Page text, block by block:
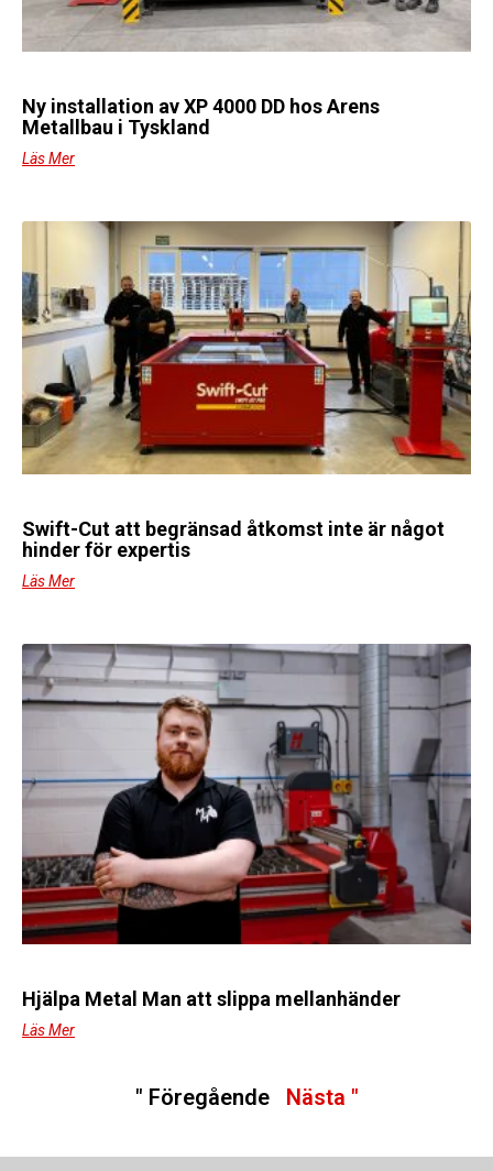
Ny installation av XP 4000 DD hos Arens
Metallbau i Tyskland
Läs Mer
Swift-Cut att begränsad åtkomst inte är något
hinder för expertis
Läs Mer
Hjälpa Metal Man att slippa mellanhänder
Läs Mer
" Föregående Nästa "